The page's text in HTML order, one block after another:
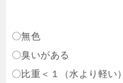
〇無色
〇臭いがある
〇比重＜１（水より軽い）